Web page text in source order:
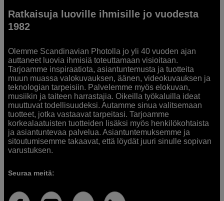
Ratkaisuja luoville ihmisille jo vuodesta
1982
Olemme Scandinavian Photolla jo yli 40 vuoden ajan
auttaneet luovia ihmisiä toteuttamaan visioitaan.
Tarjoamme inspiraatiota, asiantuntemusta ja tuotteita
muun muassa valokuvauksen, äänen, videokuvauksen ja
teknologian tarpeisiin. Palvelemme myös elokuvan,
musiikin ja taiteen harrastajia. Oikeilla työkaluilla ideat
muuttuvat todellisuudeksi. Autamme sinua valitsemaan
tuotteet, jotka vastaavat tarpeitasi. Tarjoamme
korkealaatuisten tuotteiden lisäksi myös henkilökohtaista
ja asiantuntevaa palvelua. Asiantuntemuksemme ja
sitoutumisemme takaavat, että löydät juuri sinulle sopivan
varustuksen.
Seuraa meitä: